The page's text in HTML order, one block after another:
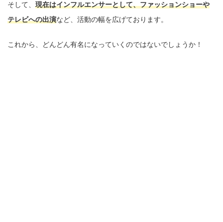
そして、 現在はインフルエンサーとして、ファッションショーや
テレビへの出演など、活動の幅を広げております。
これから、どんどん有名になっていくのではないでしょうか！